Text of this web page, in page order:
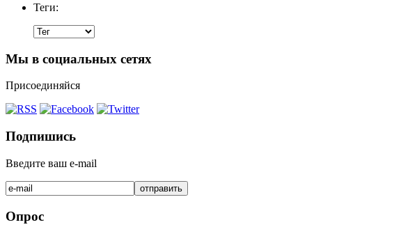
Теги:
Мы в социальных сетях
Присоединяйся
Подпишись
Введите ваш e-mail
Опрос